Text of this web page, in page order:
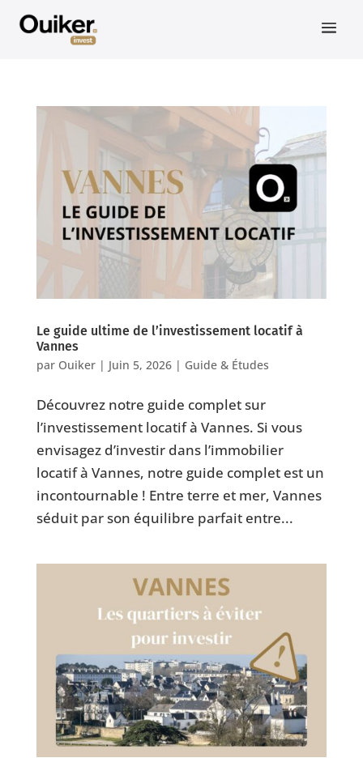
Le guide ultime de l’investissement locatif à
Vannes
par Ouiker| Juin 5, 2026| Guide & Études
Découvrez notre guide complet sur
l’investissement locatif à Vannes. Si vous
envisagez d’investir dans l’immobilier
locatif à Vannes, notre guide complet est un
incontournable ! Entre terre et mer, Vannes
séduit par son équilibre parfait entre...